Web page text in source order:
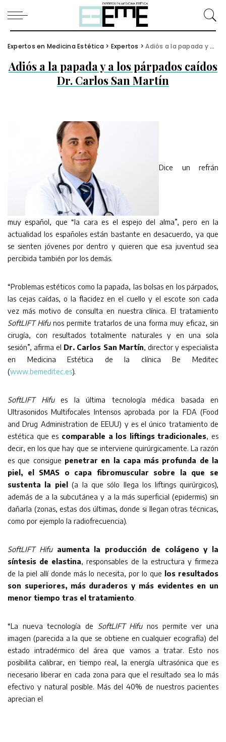
Expertos en Medicina Estética > Expertos >Adiós a la papada y a los párpados caídos Dr. Carlos San Martín
Adiós a la papada y a los párpados caídos
Dr. Carlos San Martín
Dice un refrán
muy español, que “la cara es el espejo del alma”, pero en la
actualidad los españoles están bastante en desacuerdo, ya que
se sienten jóvenes por dentro y quieren que esa juventud sea
percibida también por los demás.
“Problemas estéticos como la papada, las bolsas en los párpados,
las cejas caídas, o la flacidez en el cuello y el escote son cada
vez más motivo de consulta en nuestra clínica. El tratamiento
SoftLIFT Hifunos permite tratarlos de una forma muy eficaz, sin
cirugía, con resultados totalmente naturales y en una sola
sesión”, afirma el Dr. Carlos San Martín, director y especialista
en Medicina Estética de la clínica Be Meditec
(www.bemeditec.es).
SoftLIFT Hifues la última tecnología médica basada en
Ultrasonidos Multifocales Intensos aprobada por la FDA (Food
and Drug Administration de EEUU) y es el único tratamiento de
estética que es comparable a los liftings tradicionales, es
decir, en los que hay que se interviene quirúrgicamente. La razón
es que consigue penetrar en la capa más profunda de la
piel, el SMAS o capa fibromuscular sobre la que se
sustenta la piel(a la que sólo llega los liftings quirúrgicos),
además de a la subcutánea y a la más superficial (epidermis) sin
dañarla (zonas, estas dos últimas, donde si llegan otras técnicas,
como por ejemplo la radiofrecuencia).
SoftLIFT Hifuaumenta la producción de colágeno y la
síntesis de elastina, responsables de la estructura y firmeza
de la piel allí donde más lo necesita, por lo que los resultados
son superiores, más duraderos y más evidentes en un
menor tiempo tras el tratamiento.
“La nueva tecnología de SoftLIFT Hifu nos permite ver una
imagen (parecida a la que se obtiene en cualquier ecografía) del
estado intradérmico del área que vamos a tratar. Esto nos
posibilita calibrar, en tiempo real, la energía ultrasónica que es
necesario liberar en cada zona para que el resultado sea lo más
efectivo y natural posible. Más del 40% de nuestros pacientes
aprecian el